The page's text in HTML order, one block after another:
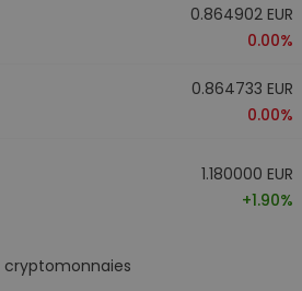
0.864902 EUR
0.00%
0.864733 EUR
0.00%
1.180000 EUR
+1.90%
cryptomonnaies